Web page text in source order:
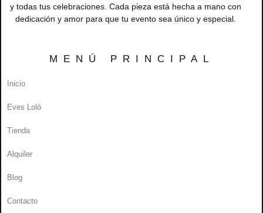
y todas tus celebraciones. Cada pieza está hecha a mano con
dedicación y amor para que tu evento sea único y especial.
MENÚ PRINCIPAL
Inicio
Eves Loló
Tienda
Alquiler
Blog
Contacto